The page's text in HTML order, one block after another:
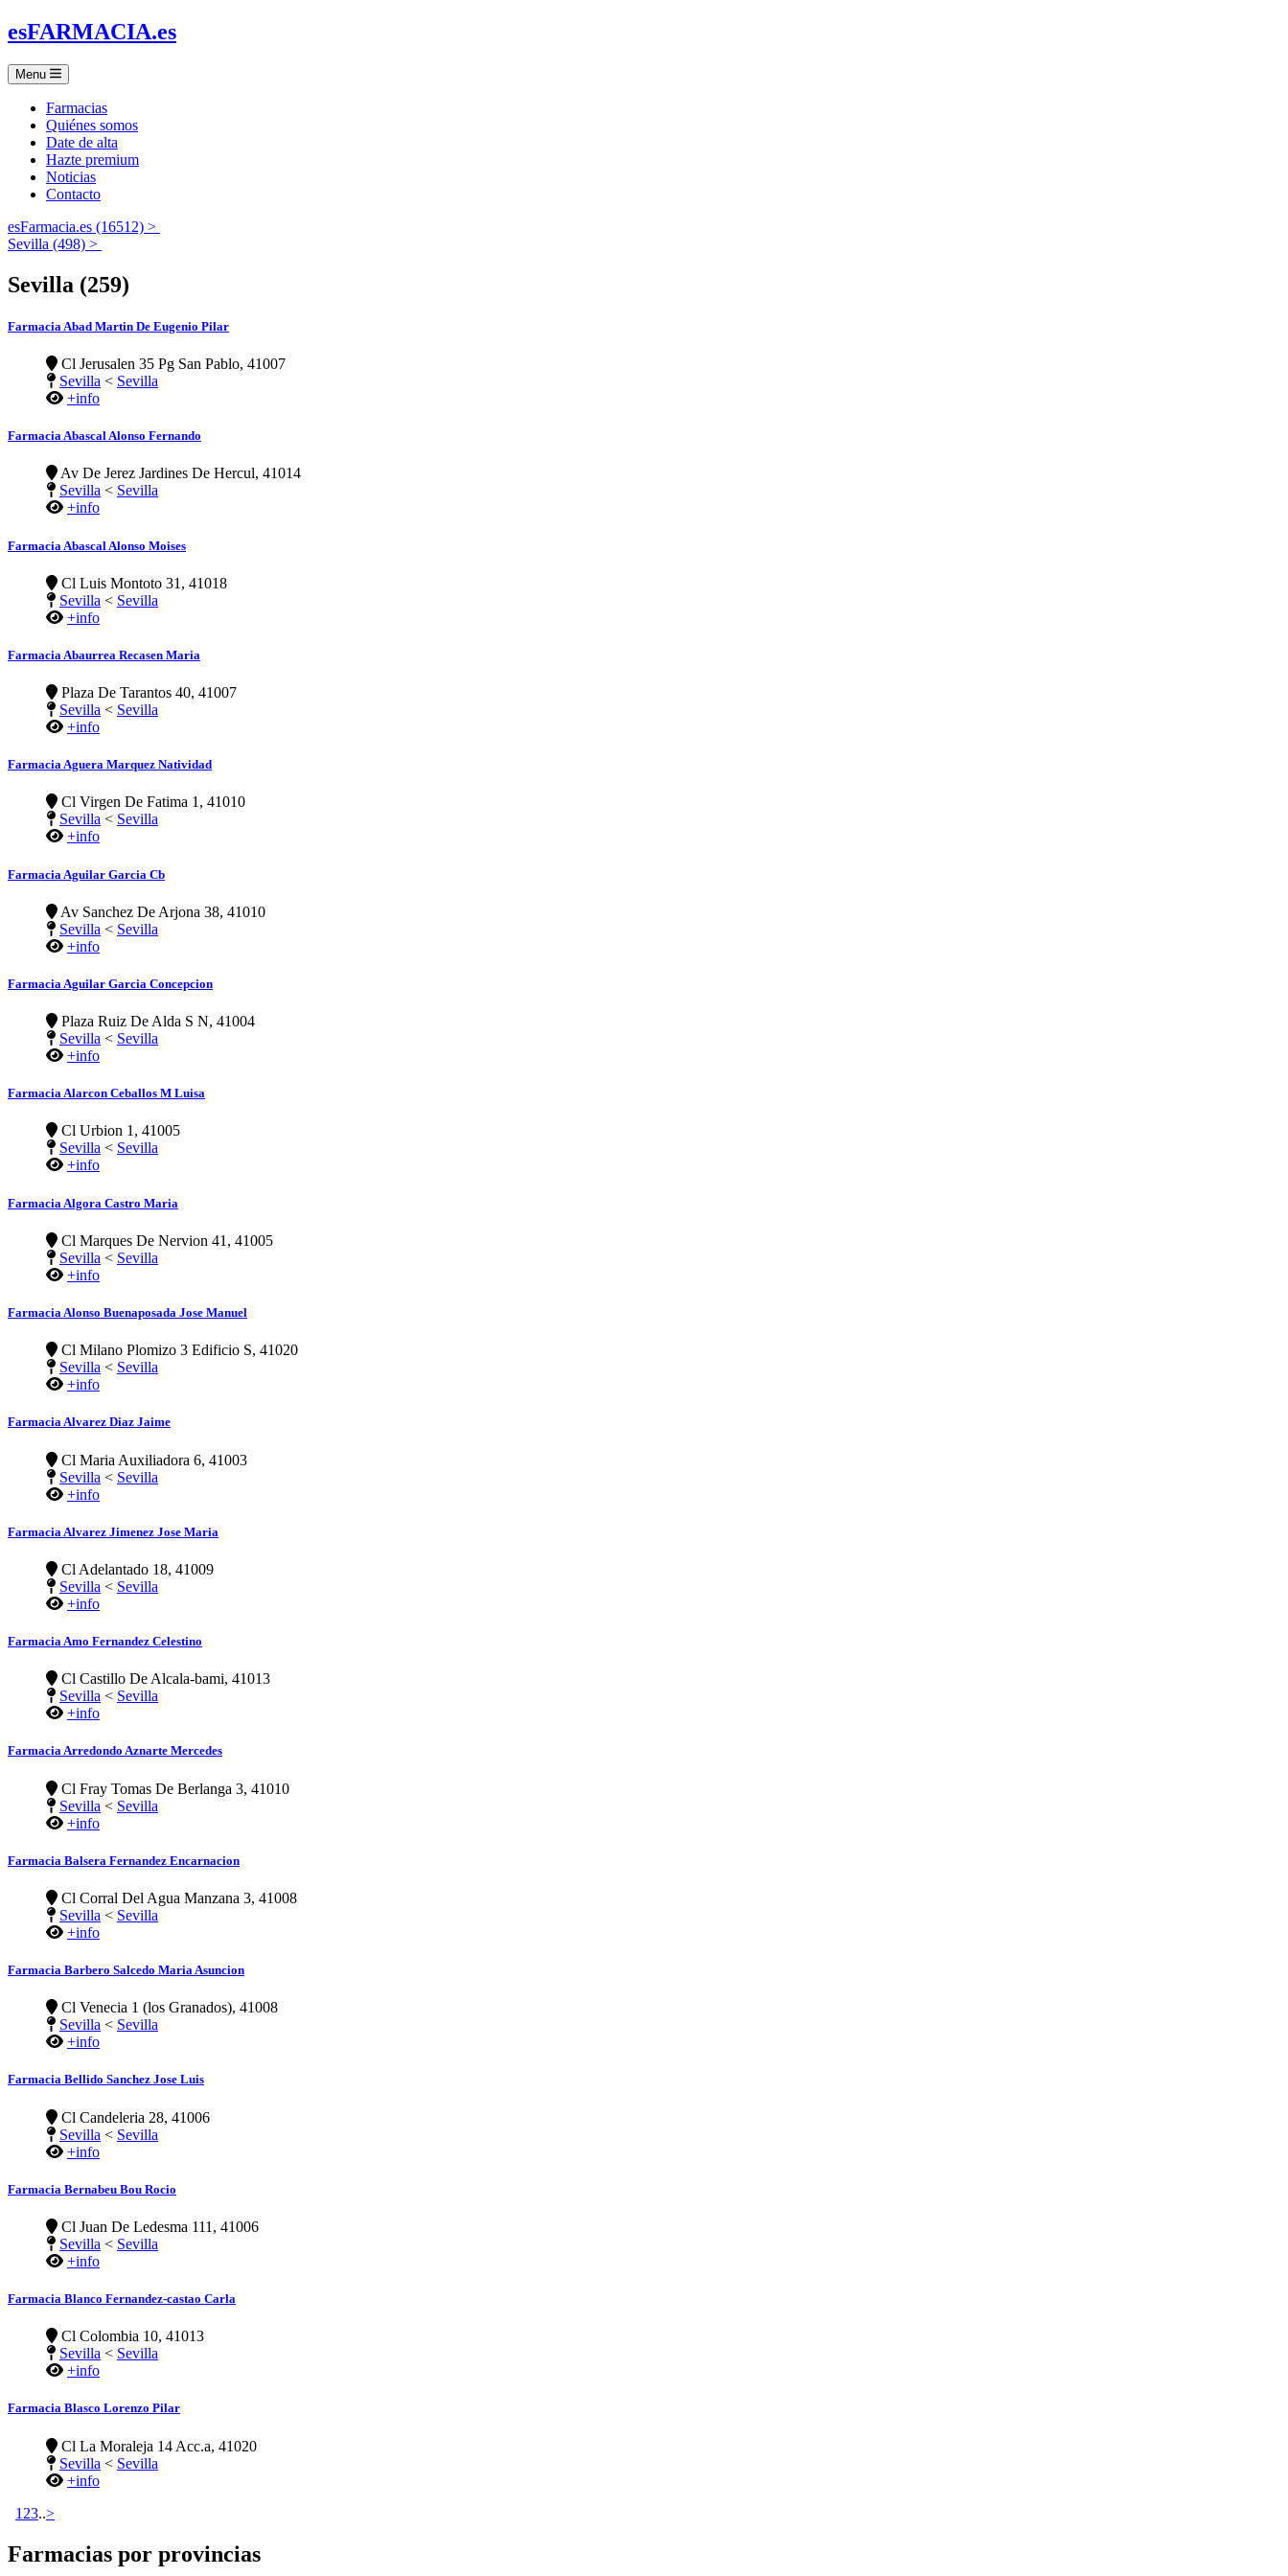
esFARMACIA.es
Menu
Farmacias
Quiénes somos
Date de alta
Hazte premium
Noticias
Contacto
esFarmacia.es (16512) >
Sevilla (498) >
Sevilla (259)
Farmacia Abad Martin De Eugenio Pilar
Cl Jerusalen 35 Pg San Pablo, 41007
Sevilla < Sevilla
+info
Farmacia Abascal Alonso Fernando
Av De Jerez Jardines De Hercul, 41014
Sevilla < Sevilla
+info
Farmacia Abascal Alonso Moises
Cl Luis Montoto 31, 41018
Sevilla < Sevilla
+info
Farmacia Abaurrea Recasen Maria
Plaza De Tarantos 40, 41007
Sevilla < Sevilla
+info
Farmacia Aguera Marquez Natividad
Cl Virgen De Fatima 1, 41010
Sevilla < Sevilla
+info
Farmacia Aguilar Garcia Cb
Av Sanchez De Arjona 38, 41010
Sevilla < Sevilla
+info
Farmacia Aguilar Garcia Concepcion
Plaza Ruiz De Alda S N, 41004
Sevilla < Sevilla
+info
Farmacia Alarcon Ceballos M Luisa
Cl Urbion 1, 41005
Sevilla < Sevilla
+info
Farmacia Algora Castro Maria
Cl Marques De Nervion 41, 41005
Sevilla < Sevilla
+info
Farmacia Alonso Buenaposada Jose Manuel
Cl Milano Plomizo 3 Edificio S, 41020
Sevilla < Sevilla
+info
Farmacia Alvarez Diaz Jaime
Cl Maria Auxiliadora 6, 41003
Sevilla < Sevilla
+info
Farmacia Alvarez Jimenez Jose Maria
Cl Adelantado 18, 41009
Sevilla < Sevilla
+info
Farmacia Amo Fernandez Celestino
Cl Castillo De Alcala-bami, 41013
Sevilla < Sevilla
+info
Farmacia Arredondo Aznarte Mercedes
Cl Fray Tomas De Berlanga 3, 41010
Sevilla < Sevilla
+info
Farmacia Balsera Fernandez Encarnacion
Cl Corral Del Agua Manzana 3, 41008
Sevilla < Sevilla
+info
Farmacia Barbero Salcedo Maria Asuncion
Cl Venecia 1 (los Granados), 41008
Sevilla < Sevilla
+info
Farmacia Bellido Sanchez Jose Luis
Cl Candeleria 28, 41006
Sevilla < Sevilla
+info
Farmacia Bernabeu Bou Rocio
Cl Juan De Ledesma 111, 41006
Sevilla < Sevilla
+info
Farmacia Blanco Fernandez-castao Carla
Cl Colombia 10, 41013
Sevilla < Sevilla
+info
Farmacia Blasco Lorenzo Pilar
Cl La Moraleja 14 Acc.a, 41020
Sevilla < Sevilla
+info
1 23..>
Farmacias por provincias